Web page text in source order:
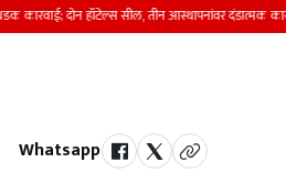
दोन हॉटेल्स सील, तीन आस्थापनांवर दंडात्मक कारवाई
Whatsapp